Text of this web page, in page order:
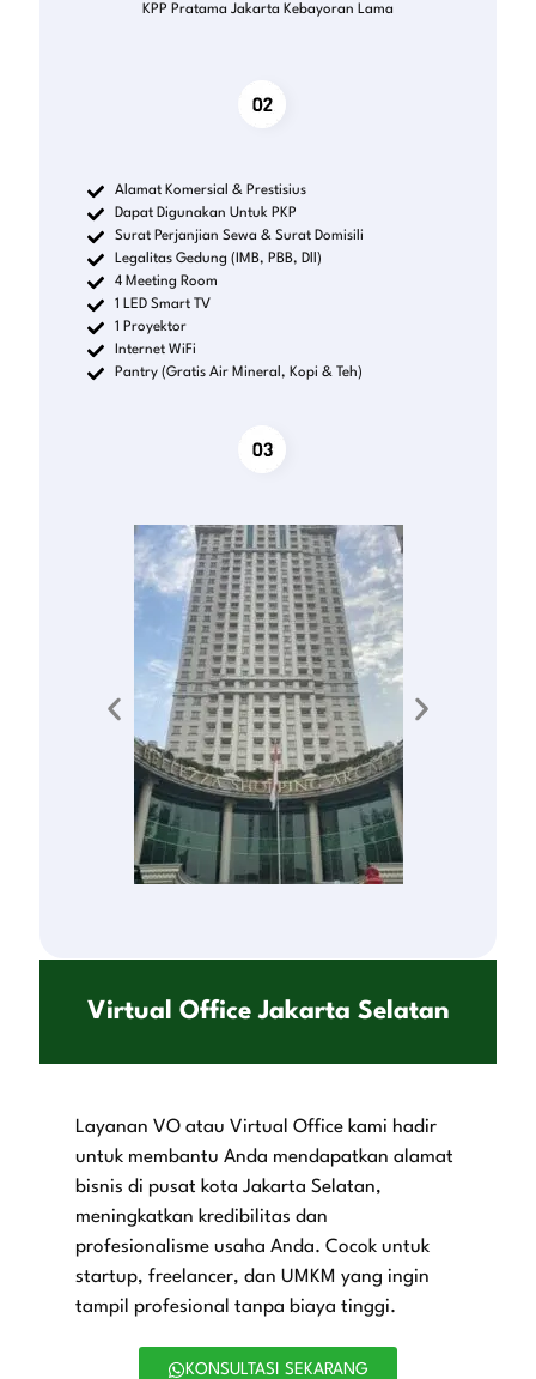
KPP Pratama Jakarta Kebayoran Lama
Alamat Komersial & Prestisius
Dapat Digunakan Untuk PKP
Surat Perjanjian Sewa & Surat Domisili
Legalitas Gedung (IMB, PBB, Dll)
4 Meeting Room
1 LED Smart TV
1 Proyektor
Internet WiFi
Pantry (Gratis Air Mineral, Kopi & Teh)
Virtual Office Jakarta Selatan
Layanan VO atau Virtual Office kami hadir
untuk membantu Anda mendapatkan alamat
bisnis di pusat kota Jakarta Selatan,
meningkatkan kredibilitas dan
profesionalisme usaha Anda. Cocok untuk
startup, freelancer, dan UMKM yang ingin
tampil profesional tanpa biaya tinggi.
KONSULTASI SEKARANG